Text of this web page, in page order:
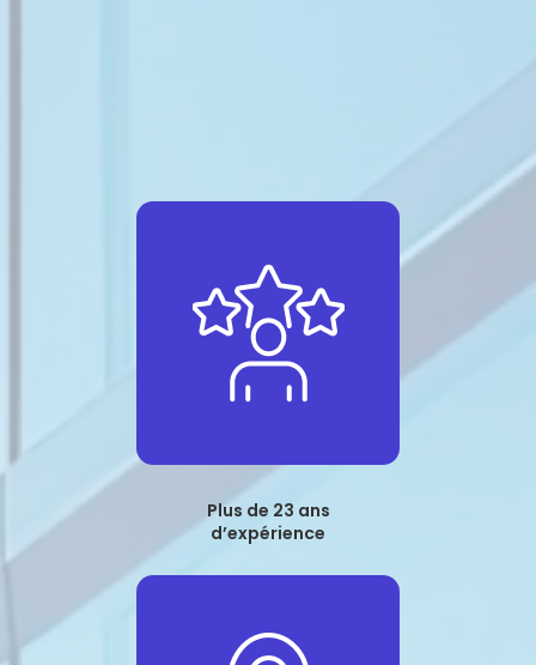
Plus de 23 ans
d’expérience